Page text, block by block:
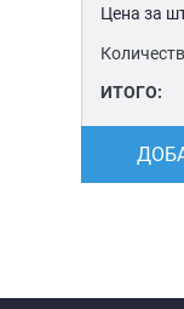
Цена за
ИТОГО: